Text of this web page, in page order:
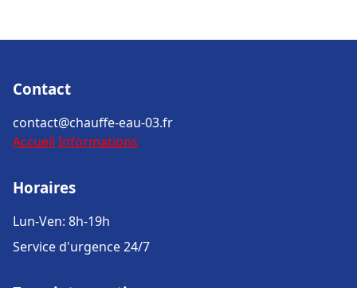
Contact
contact@chauffe-eau-03.fr
Accueil Informations
Horaires
Lun-Ven: 8h-19h
Service d'urgence 24/7